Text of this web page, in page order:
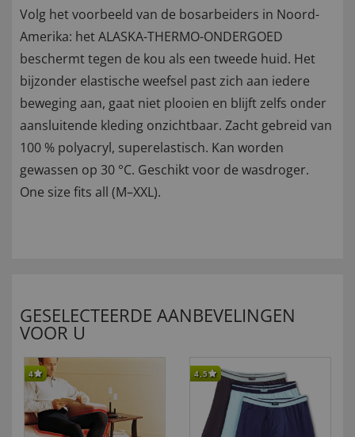
Volg het voorbeeld van de bosarbeiders in Noord-
Amerika: het ALASKA-THERMO-ONDERGOED
beschermt tegen de kou als een tweede huid. Het
bijzonder elastische weefsel past zich aan iedere
beweging aan, gaat niet plooien en blijft zelfs onder
aansluitende kleding onzichtbaar. Zacht gebreid van
100 % polyacryl, superelastisch. Kan worden
gewassen op 30 °C. Geschikt voor de wasdroger.
One size fits all (M–XXL).
GESELECTEERDE AANBEVELINGEN
VOOR U
4 4,5